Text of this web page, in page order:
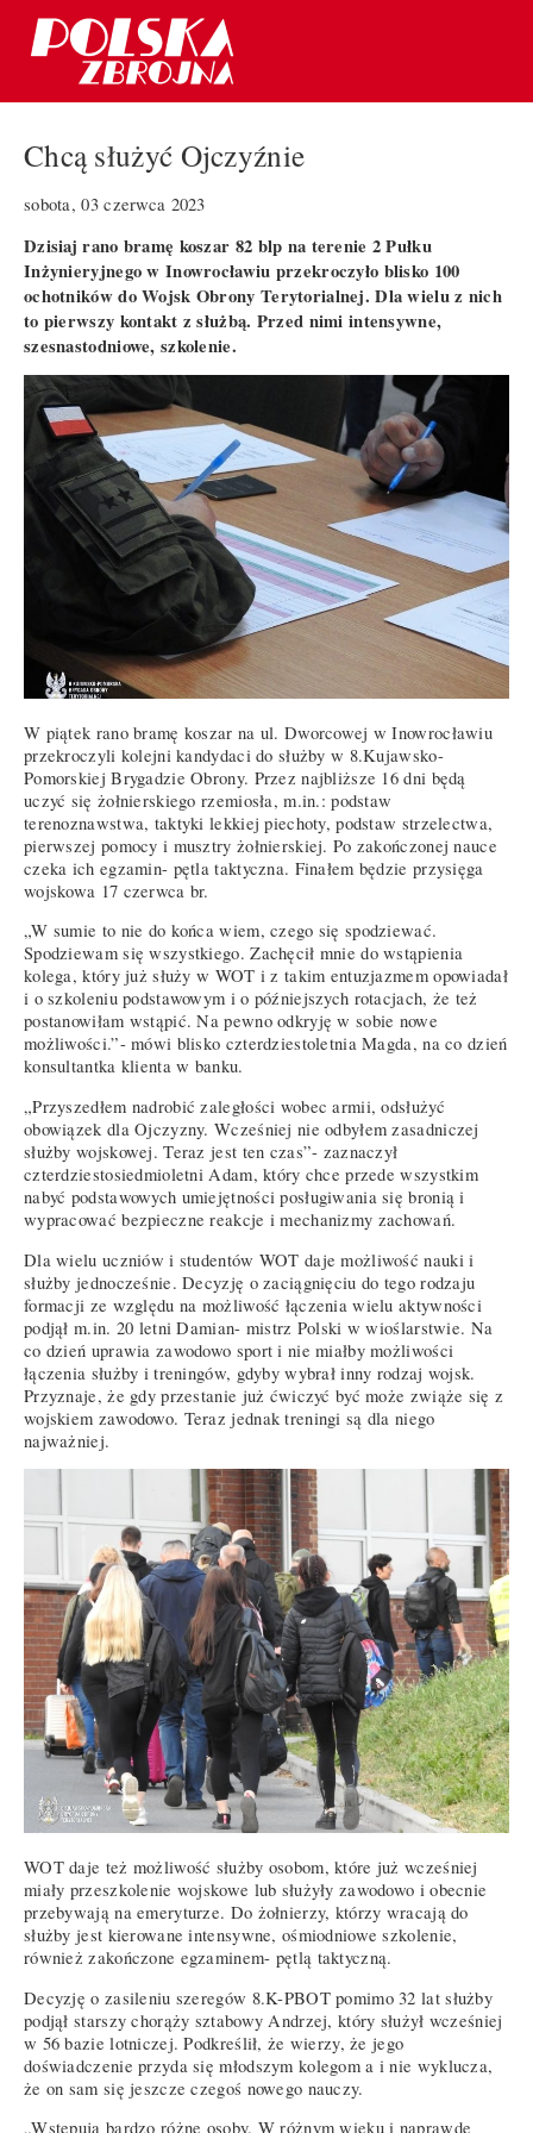
Chcą służyć Ojczyźnie
sobota, 03 czerwca 2023
Dzisiaj rano bramę koszar 82 blp na terenie 2 Pułku
Inżynieryjnego w Inowrocławiu przekroczyło blisko 100
ochotników do Wojsk Obrony Terytorialnej. Dla wielu z nich
to pierwszy kontakt z służbą. Przed nimi intensywne,
szesnastodniowe, szkolenie.
W piątek rano bramę koszar na ul. Dworcowej w Inowrocławiu
przekroczyli kolejni kandydaci do służby w 8.Kujawsko-
Pomorskiej Brygadzie Obrony. Przez najbliższe 16 dni będą
uczyć się żołnierskiego rzemiosła, m.in.: podstaw
terenoznawstwa, taktyki lekkiej piechoty, podstaw strzelectwa,
pierwszej pomocy i musztry żołnierskiej. Po zakończonej nauce
czeka ich egzamin- pętla taktyczna. Finałem będzie przysięga
wojskowa 17 czerwca br.
„W sumie to nie do końca wiem, czego się spodziewać.
Spodziewam się wszystkiego. Zachęcił mnie do wstąpienia
kolega, który już służy w WOT i z takim entuzjazmem opowiadał
i o szkoleniu podstawowym i o późniejszych rotacjach, że też
postanowiłam wstąpić. Na pewno odkryję w sobie nowe
możliwości.”- mówi blisko czterdziestoletnia Magda, na co dzień
konsultantka klienta w banku.
„Przyszedłem nadrobić zaległości wobec armii, odsłużyć
obowiązek dla Ojczyzny. Wcześniej nie odbyłem zasadniczej
służby wojskowej. Teraz jest ten czas”- zaznaczył
czterdziestosiedmioletni Adam, który chce przede wszystkim
nabyć podstawowych umiejętności posługiwania się bronią i
wypracować bezpieczne reakcje i mechanizmy zachowań.
Dla wielu uczniów i studentów WOT daje możliwość nauki i
służby jednocześnie. Decyzję o zaciągnięciu do tego rodzaju
formacji ze względu na możliwość łączenia wielu aktywności
podjął m.in. 20 letni Damian- mistrz Polski w wioślarstwie. Na
co dzień uprawia zawodowo sport i nie miałby możliwości
łączenia służby i treningów, gdyby wybrał inny rodzaj wojsk.
Przyznaje, że gdy przestanie już ćwiczyć być może zwiąże się z
wojskiem zawodowo. Teraz jednak treningi są dla niego
najważniej.
WOT daje też możliwość służby osobom, które już wcześniej
miały przeszkolenie wojskowe lub służyły zawodowo i obecnie
przebywają na emeryturze. Do żołnierzy, którzy wracają do
służby jest kierowane intensywne, ośmiodniowe szkolenie,
również zakończone egzaminem- pętlą taktyczną.
Decyzję o zasileniu szeregów 8.K-PBOT pomimo 32 lat służby
podjął starszy chorąży sztabowy Andrzej, który służył wcześniej
w 56 bazie lotniczej. Podkreślił, że wierzy, że jego
doświadczenie przyda się młodszym kolegom a i nie wyklucza,
że on sam się jeszcze czegoś nowego nauczy.
„Wstępują bardzo różne osoby. W różnym wieku i naprawdę